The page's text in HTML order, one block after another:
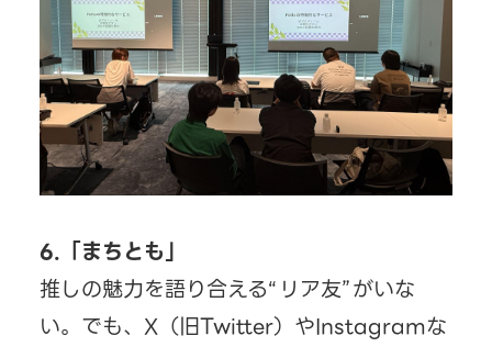
6.「まちとも」
推しの魅力を語り合える“リア友”がいな
い。でも、X（旧Twitter）やInstagramな